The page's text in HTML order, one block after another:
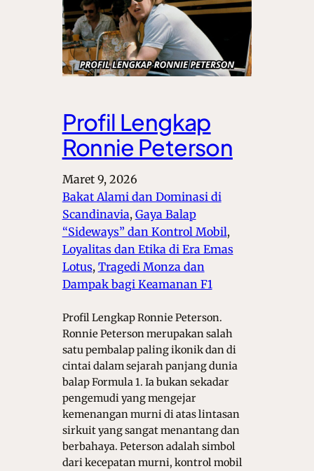
Profil Lengkap
Ronnie Peterson
Maret 9, 2026
Bakat Alami dan Dominasi di
Scandinavia, Gaya Balap
“Sideways” dan Kontrol Mobil ,
Loyalitas dan Etika di Era Emas
Lotus, Tragedi Monza dan
Dampak bagi Keamanan F1
Profil Lengkap Ronnie Peterson.
Ronnie Peterson merupakan salah
satu pembalap paling ikonik dan di
cintai dalam sejarah panjang dunia
balap Formula 1. Ia bukan sekadar
pengemudi yang mengejar
kemenangan murni di atas lintasan
sirkuit yang sangat menantang dan
berbahaya. Peterson adalah simbol
dari kecepatan murni, kontrol mobil